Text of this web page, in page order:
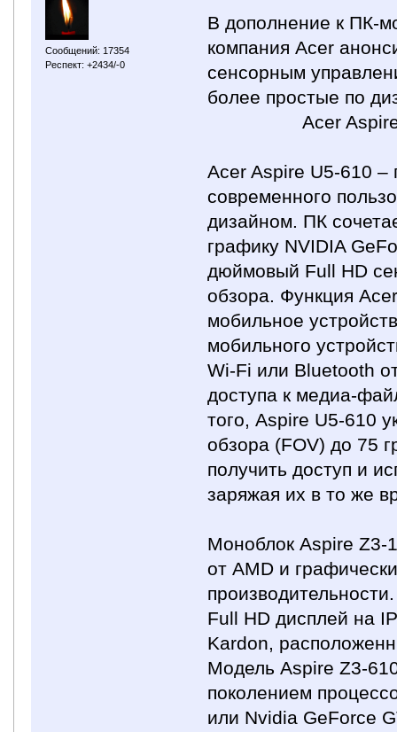
Сообщений: 17354
Респект: +2434/-0
В дополнение к ПК-
компания Acer
сенсорным
более простые по
Acer
Acer Aspire U5-610 –
современного
дизайном. ПК
графику NVIDIA
дюймовый Full HD
обзора. Функция
мобильное
мобильного
Wi-Fi или Bluetooth
доступа к медиа-
того, Aspire U5-610
обзора (FOV) до 75
получить доступ и
заряжая их в то же
Моноблок Aspire Z3-
от AMD и
Full HD дисплей на
Kardon,
Модель Aspire Z3-
поколением
или Nvidia GeForce